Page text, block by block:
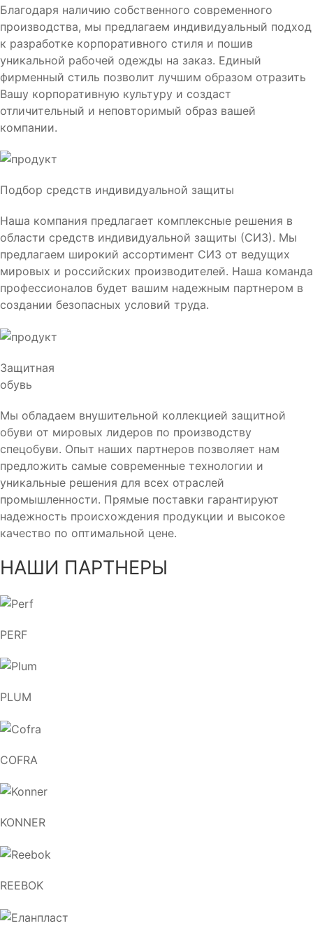
Благодаря наличию собственного современного
производства, мы предлагаем индивидуальный подход
к разработке корпоративного стиля и пошив
уникальной рабочей одежды на заказ. Единый
фирменный стиль позволит лучшим образом отразить
Вашу корпоративную культуру и создаст
отличительный и неповторимый образ вашей
компании.
Подбор средств индивидуальной защиты
Наша компания предлагает комплексные решения в
области средств индивидуальной защиты (СИЗ). Мы
предлагаем широкий ассортимент СИЗ от ведущих
мировых и российских производителей. Наша команда
профессионалов будет вашим надежным партнером в
создании безопасных условий труда.
Защитная
обувь
Мы обладаем внушительной коллекцией защитной
обуви от мировых лидеров по производству
спецобуви. Опыт наших партнеров позволяет нам
предложить самые современные технологии и
уникальные решения для всех отраслей
промышленности. Прямые поставки гарантируют
надежность происхождения продукции и высокое
качество по оптимальной цене.
НАШИ ПАРТНЕРЫ
PERF
PLUM
COFRA
KONNER
REEBOK